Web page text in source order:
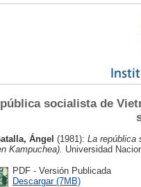
socialista de
Ángel (1981): La república
Kampuchea).
Universidad
PDF - Versión Publicada
Descargar (7MB)